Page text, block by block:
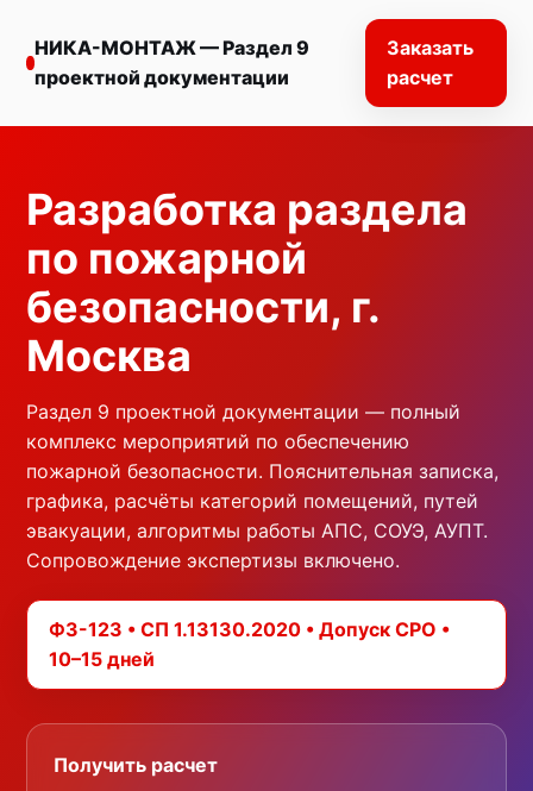
НИКА-МОНТАЖ — Раздел 9
проектной документации
Заказать
расчет
Разработка раздела
по пожарной
безопасности, г.
Москва
Раздел 9 проектной документации — полный
комплекс мероприятий по обеспечению
пожарной безопасности. Пояснительная записка,
графика, расчёты категорий помещений, путей
эвакуации, алгоритмы работы АПС, СОУЭ, АУПТ.
Сопровождение экспертизы включено.
ФЗ-123 • СП 1.13130.2020 • Допуск СРО •
10–15 дней
Получить расчет